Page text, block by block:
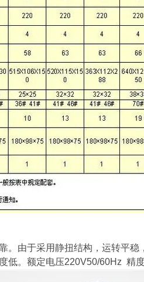
。由于采用静扭结构，运转平
低。额定电压220V50/60Hz 精度